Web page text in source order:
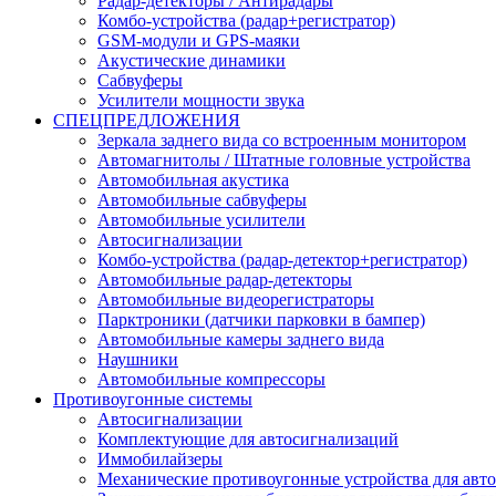
Комбо-устройства (радар+регистратор)
GSM-модули и GPS-маяки
Акустические динамики
Сабвуферы
Усилители мощности звука
СПЕЦПРЕДЛОЖЕНИЯ
Зеркала заднего вида со встроенным монитором
Автомагнитолы / Штатные головные устройства
Автомобильная акустика
Автомобильные сабвуферы
Автомобильные усилители
Автосигнализации
Комбо-устройства (радар-детектор+регистратор)
Автомобильные радар-детекторы
Автомобильные видеорегистраторы
Парктроники (датчики парковки в бампер)
Автомобильные камеры заднего вида
Наушники
Автомобильные компрессоры
Противоугонные системы
Автосигнализации
Комплектующие для автосигнализаций
Иммобилайзеры
Механические противоугонные устройства для